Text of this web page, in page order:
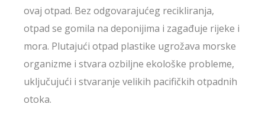
ovaj otpad. Bez odgovarajućeg recikliranja,
otpad se gomila na deponijima i zagađuje rijeke i
mora. Plutajući otpad plastike ugrožava morske
organizme i stvara ozbiljne ekološke probleme,
uključujući i stvaranje velikih pacifičkih otpadnih
otoka.